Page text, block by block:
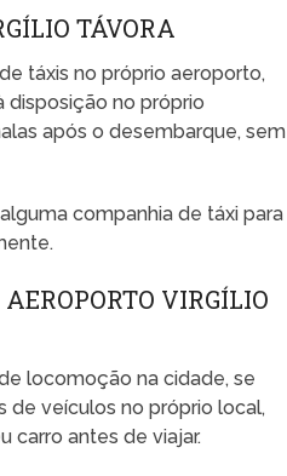
TÁVORA
táxis no próprio aeroporto,
disposição no próprio
após o desembarque, sem
companhia de táxi para
VIRGÍLIO
locomoção na cidade, se
de veículos no próprio local,
carro antes de viajar.